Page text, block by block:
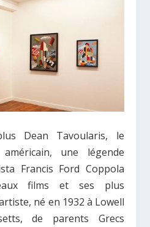
Dean Tavoularis, le
une légende
Francis Ford Coppola
films et ses plus
né en 1932 à Lowell
de parents Grecs